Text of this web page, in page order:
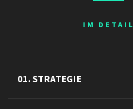
IM DETAIL
01. STRATEGIE